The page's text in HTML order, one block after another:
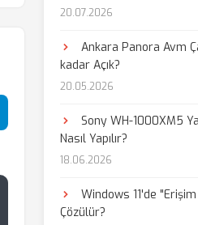
Paylaş
20.07.2026
Ankara Panora Avm
kadar Açık?
20.05.2026
Sony WH-1000XM5
Nasıl Yapılır?
18.06.2026
Windows 11'de
Çözülür?